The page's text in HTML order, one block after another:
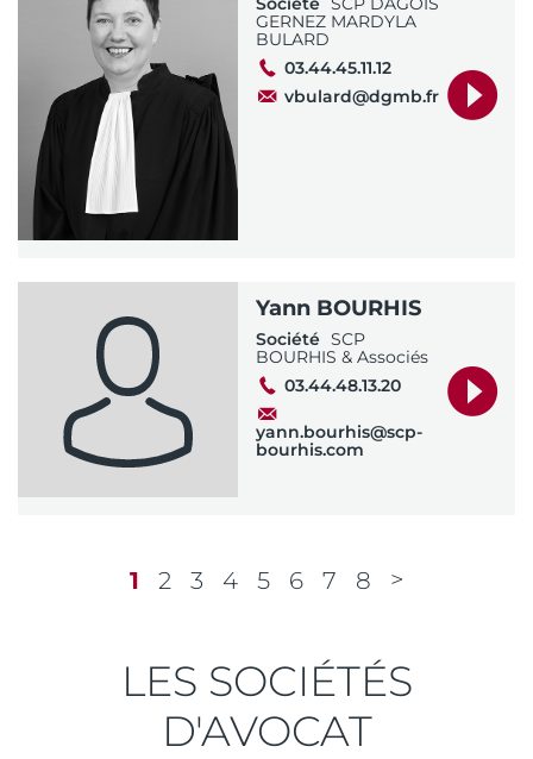
GERNEZ MARDYLA
BULARD
03.44.45.11.12
vbulard@dgmb.fr
Yann BOURHIS
Société SCP
BOURHIS & Associés
03.44.48.13.20
yann.bourhis@scp-
bourhis.com
1 2 3 4 5 6 7 8
LES SOCIÉTÉS
D'AVOCAT